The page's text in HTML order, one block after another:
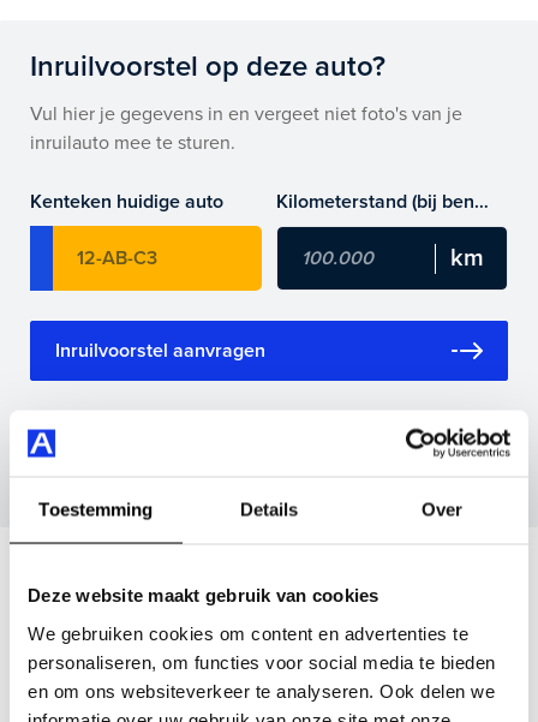
Toestemming Details Over
Deze website maakt gebruik van cookies
We gebruiken cookies om content en advertenties te
personaliseren, om functies voor social media te bieden
en om ons websiteverkeer te analyseren. Ook delen we
(automatisch), apple carplay/android auto, elektrisch
glazen panorama-dak en nog veel meer.
Je koopt hem voor € 0,- maar je kan deze SEAT Leon
Maak snel een afspraak in de showroom of bestel hem
direct online.
Inruilvoorstel op deze auto?
Vul hier je gegevens in en vergeet niet foto's van je
inruilauto mee te sturen.
Kenteken huidige auto Kilometerstand (bij benadering)
Inruilvoorstel aanvragen
Wanneer je foto’s meestuurt ontvang je op
maandag tot en met vrijdag binnen enkele uren
Wanneer kan ik een proefrit maken?